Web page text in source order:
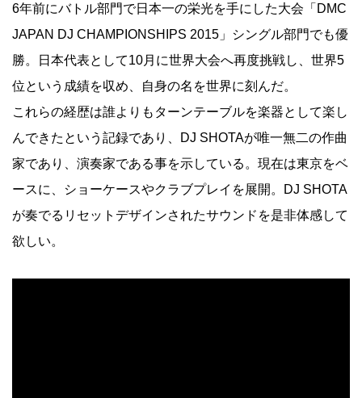
6年前にバトル部門で日本一の栄光を手にした大会「DMC
JAPAN DJ CHAMPIONSHIPS 2015」シングル部門でも優
勝。日本代表として10月に世界大会へ再度挑戦し、世界5
位という成績を収め、自身の名を世界に刻んだ。
これらの経歴は誰よりもターンテーブルを楽器として楽し
んできたという記録であり、DJ SHOTAが唯一無二の作曲
家であり、演奏家である事を示している。現在は東京をベ
ースに、ショーケースやクラブプレイを展開。DJ SHOTA
が奏でるリセットデザインされたサウンドを是非体感して
欲しい。